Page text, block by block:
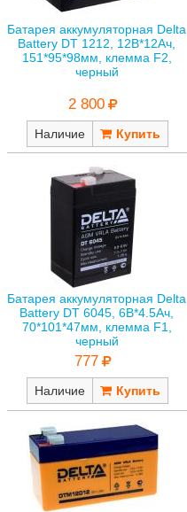
Батарея аккумуляторная Delta
Battery DT 1212, 12В*12Ач,
151*95*98мм, клемма F2,
черный
2 800
Наличие
Батарея аккумуляторная Delta
Battery DT 6045, 6В*4.5Ач,
70*101*47мм, клемма F1,
черный
777
Наличие